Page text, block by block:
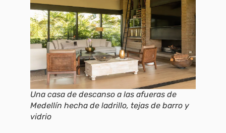
Una casa de descanso a las afueras de
Medellín hecha de ladrillo, tejas de barro y
vidrio